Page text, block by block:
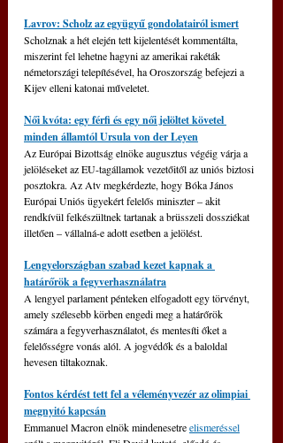
Lavrov: Scholz az együgyű gondolatairól ismert
Scholznak a hét elején tett kijelentését kommentálta,
miszerint fel lehetne hagyni az amerikai rakéták
németországi telepítésével, ha Oroszország befejezi a
Kijev elleni katonai műveletet.
Női kvóta: egy férfi és egy női jelöltet követel
minden államtól Ursula von der Leyen
Az Európai Bizottság elnöke augusztus végéig várja a
jelöléseket az EU-tagállamok vezetőitől az uniós biztosi
posztokra. Az Atv megkérdezte, hogy Bóka János
Európai Uniós ügyekért felelős miniszter – akit
rendkívül felkészültnek tartanak a brüsszeli dossziékat
illetően – vállalná-e adott esetben a jelölést.
Lengyelországban szabad kezet kapnak a
határőrök a fegyverhasználatra
A lengyel parlament pénteken elfogadott egy törvényt,
amely szélesebb körben engedi meg a határőrök
számára a fegyverhasználatot, és mentesíti őket a
felelősségre vonás alól. A jogvédők és a baloldal
hevesen tiltakoznak.
Fontos kérdést tett fel a véleményvezér az olimpiai
megnyitó kapcsán
Emmanuel Macron elnök mindenesetre elismeréssel